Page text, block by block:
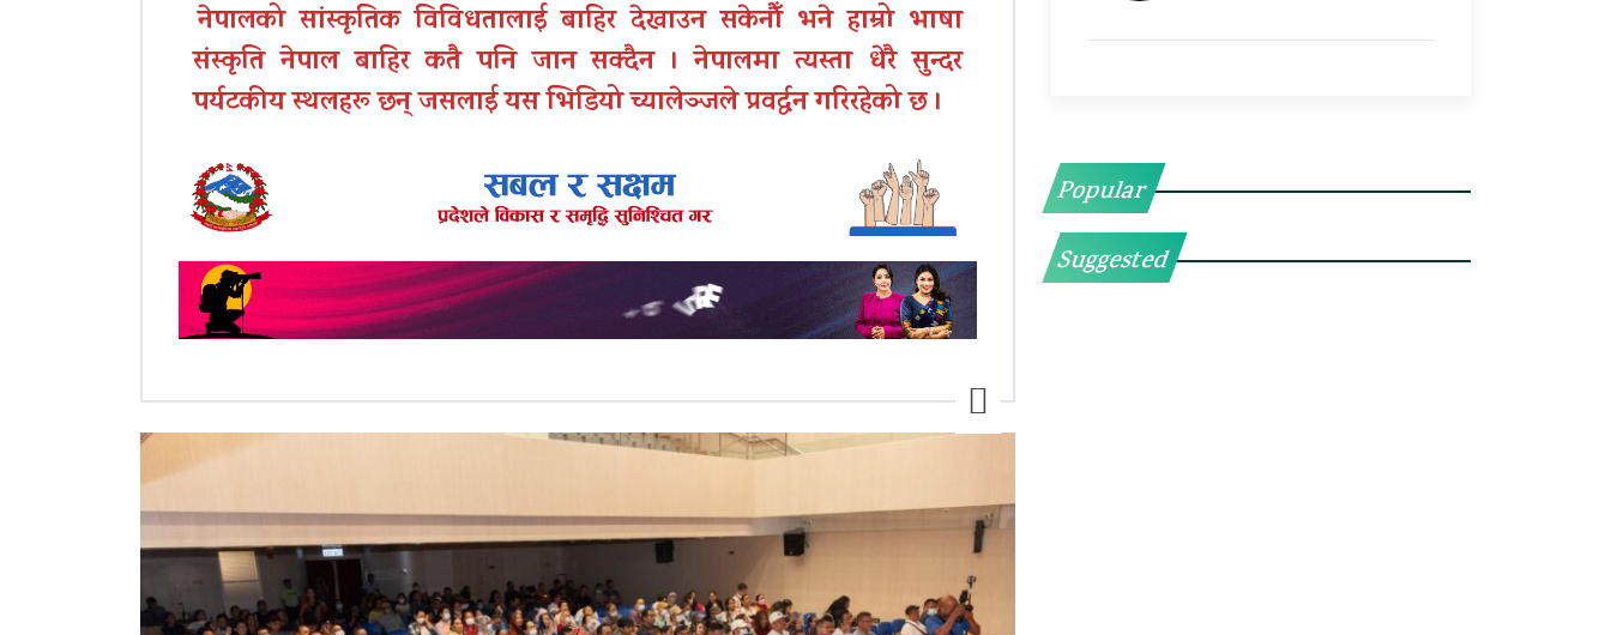
नेपालको सांस्कृतिक विविधतालाई बाहिर देखाउन सकेनौँ भने हाम्रो भाषा
संस्कृति नेपाल बाहिर कतै पनि जान सक्दैन । नेपालमा त्यस्ता धेरै सुन्दर
पर्यटकीय स्थलहरू छन् जसलाई यस भिडियो च्यालेञ्जले प्रवर्द्धन गरिरहेको छ ।
Popular
Suggested